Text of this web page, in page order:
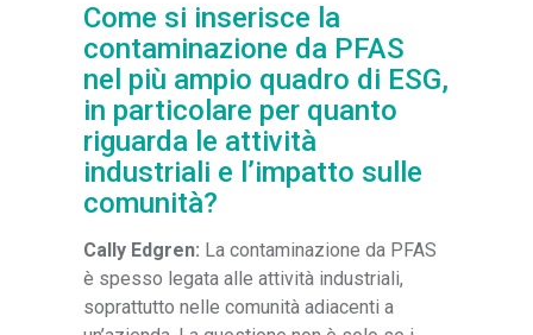
Come si inserisce la
contaminazione da PFAS
nel più ampio quadro di ESG,
in particolare per quanto
riguarda le attività
industriali e l’impatto sulle
comunità?
Cally Edgren: La contaminazione da PFAS
è spesso legata alle attività industriali,
soprattutto nelle comunità adiacenti a